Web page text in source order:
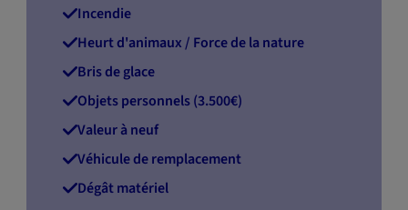
Incendie
Heurt d'animaux / Force de la nature
Bris de glace
Objets personnels (3.500€)
Valeur à neuf
Véhicule de remplacement
Dégât matériel